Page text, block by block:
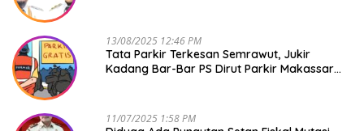
13/08/2025 12:46 PM
Tata Parkir Terkesan Semrawut, Jukir
Kadang Bar-Bar PS Dirut Parkir Makassar
11/07/2025 1:58 PM